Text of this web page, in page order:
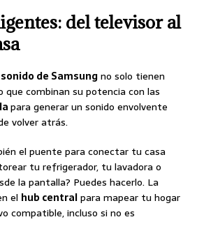
del televisor al
de Samsungno solo tienen
que combinan su potencia con las
para generar un sonido envolvente
volver atrás.
el puente para conectar tu casa
tu refrigerador, tu lavadora o
la pantalla? Puedes hacerlo. La
el hub centralpara mapear tu hogar
compatible, incluso si no es